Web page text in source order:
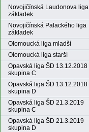
Novojičínská Laudonova liga
základek
Novojičínská Palackého liga
základek
Olomoucká liga mladší
Olomoucká liga starší
Opavská liga ŠD 13.12.2018
skupina C
Opavská liga ŠD 13.12.2018
skupina D
Opavská liga ŠD 21.3.2019
skupina C
Opavská liga ŠD 21.3.2019
skupina D